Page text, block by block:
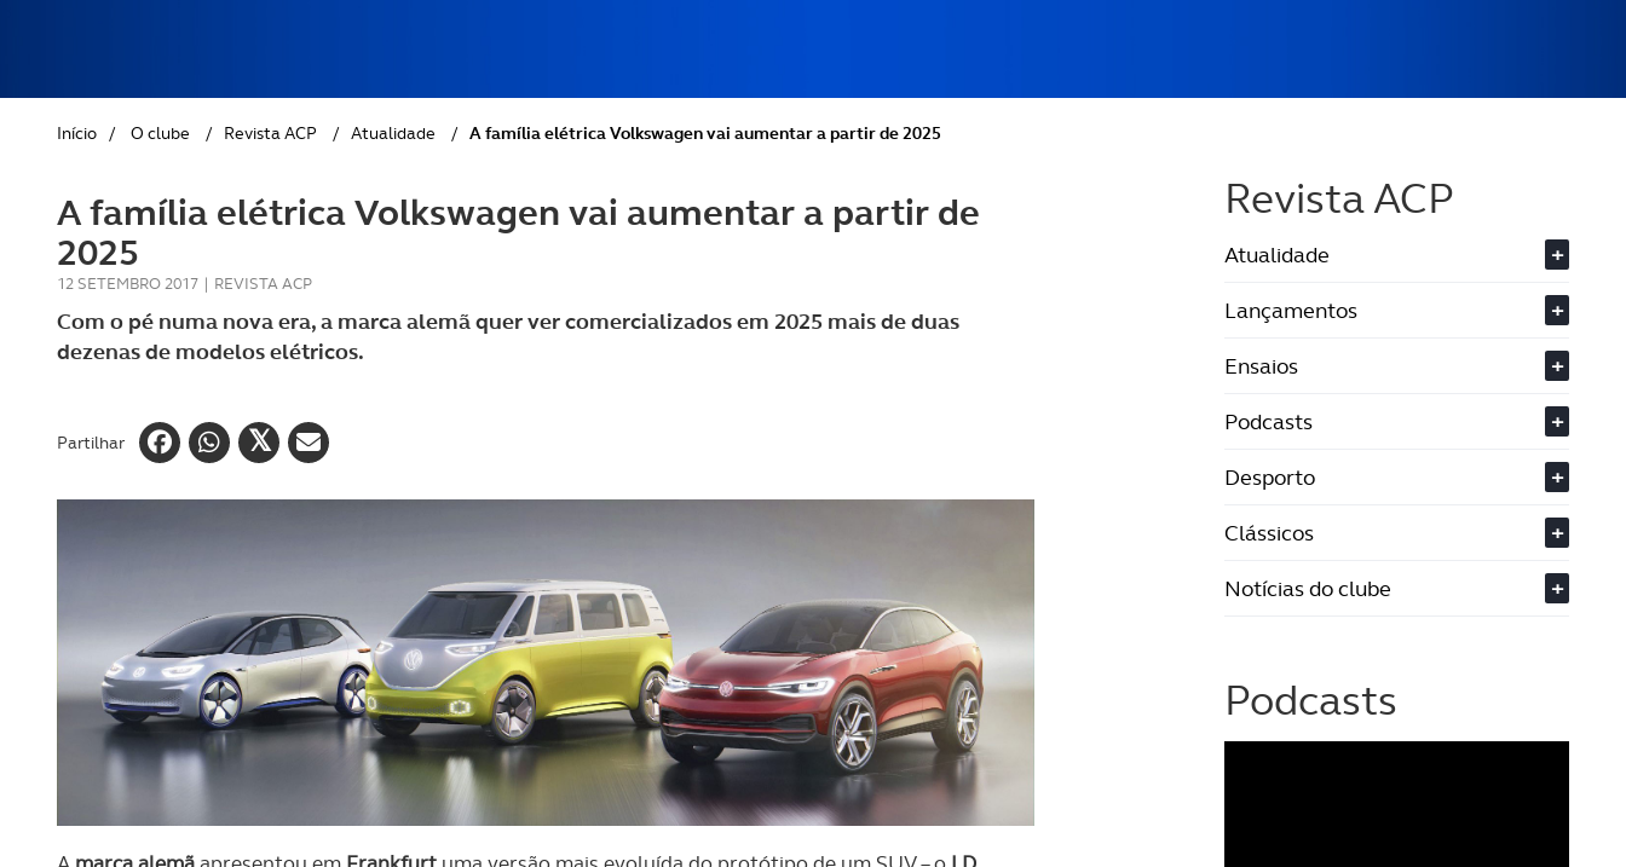
GOLFE
AUTOCARAVANISMO
Início / O clube / Revista ACP / Atualidade / A família elétrica Volkswagen vai aumentar a partir de 2025
A família elétrica Volkswagen vai aumentar a partir de
2025
12 SETEMBRO 2017 | REVISTA ACP
Com o pé numa nova era, a marca alemã quer ver comercializados em 2025 mais de duas
dezenas de modelos elétricos.
Partilhar
Revista ACP
Atualidade
+
Lançamentos
+
Ensaios
+
Podcasts
+
Desporto
+
Clássicos
+
Notícias do clube
+
Podcasts